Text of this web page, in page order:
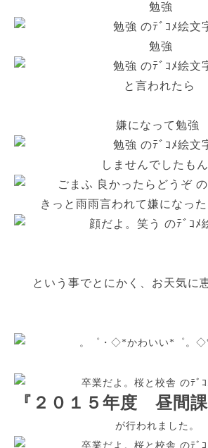
勉強
勉強
と言われたら
嫌になって勉強
しませんでしたも
きっと雨雨言われて嫌になっ
という事でとにかく、お天気に
『 ２０１５年度 昼間課
が行われました 。